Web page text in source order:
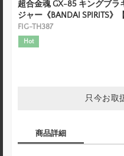
超合金魂 GX-85 キングブ
ジャー《BANDAI SPIRITS》
FIG-TH387
Hot
只今お取
商品詳細